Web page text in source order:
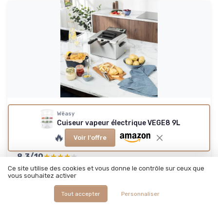
Friteuse à huile – 5 L – Habillage en acier
inoxydable – 327...
La friteuse familiale qui fait le job sans chichis
8.3/10★★★★★
★★★★★
Rapport qualité-prix ★★★★★
★★★★★
Wëasy
Cuiseur vapeur électrique VEGE8 9L
🔥 Voir l'offre
Ce site utilise des cookies et vous donne le contrôle sur ceux que
vous souhaitez activer
Tout accepter Personnaliser